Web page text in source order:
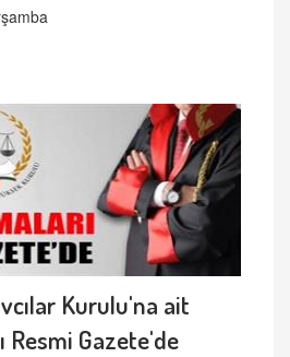
Kurulu'na ait
Resmi Gazete'de